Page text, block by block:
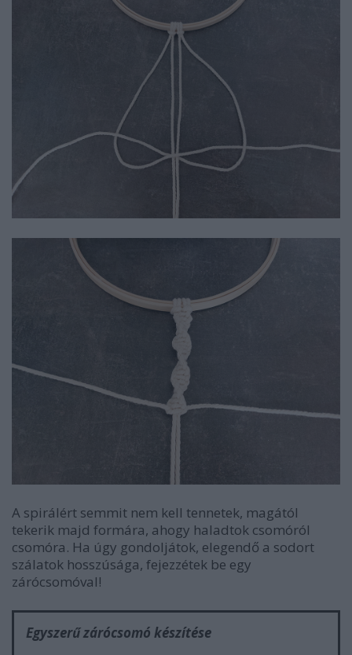
A spirálért semmit nem kell tennetek, magától
tekerik majd formára, ahogy haladtok csomóról
csomóra. Ha úgy gondoljátok, elegendő a sodort
szálatok hosszúsága, fejezzétek be egy
zárócsomóval!
Egyszerű zárócsomó készítése